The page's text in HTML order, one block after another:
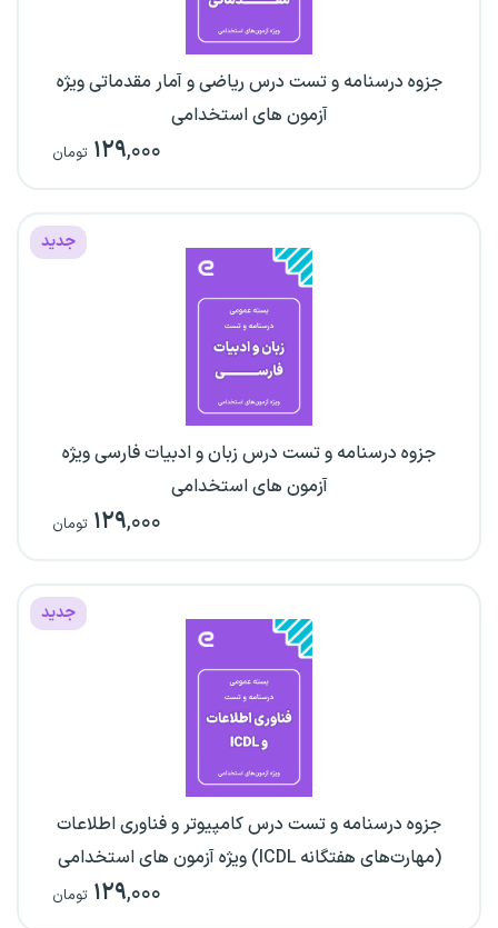
جزوه درسنامه و تست درس ریاضی و آمار مقدماتی ویژه
آزمون های استخدامی
۱۲۹,۰۰۰ تومان
جدید
جزوه درسنامه و تست درس زبان و ادبیات فارسی ویژه
آزمون های استخدامی
۱۲۹,۰۰۰ تومان
جدید
جزوه درسنامه و تست درس کامپیوتر و فناوری اطلاعات
(مهارت‌های هفتگانه ICDL) ویژه آزمون های استخدامی
۱۲۹,۰۰۰ تومان